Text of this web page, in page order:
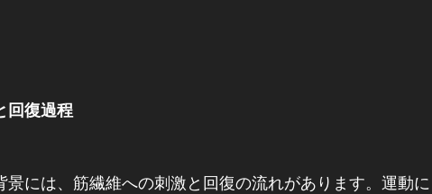
回復過程
景には、筋繊維への刺激と回復の流れがあります。運動